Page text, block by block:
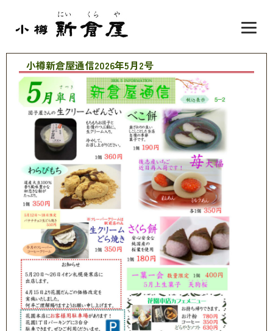
小樽新倉屋通信2026年5月2号